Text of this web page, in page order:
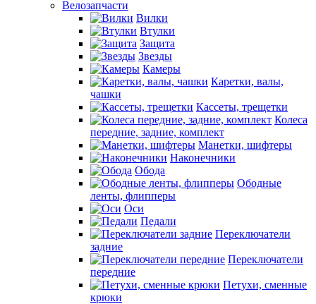
Велозапчасти
Вилки
Втулки
Защита
Звезды
Камеры
Каретки, валы,
чашки
Кассеты, трещетки
Колеса
передние, задние, комплект
Манетки, шифтеры
Наконечники
Обода
Ободные
ленты, флипперы
Оси
Педали
Переключатели
задние
Переключатели
передние
Петухи, сменные
крюки